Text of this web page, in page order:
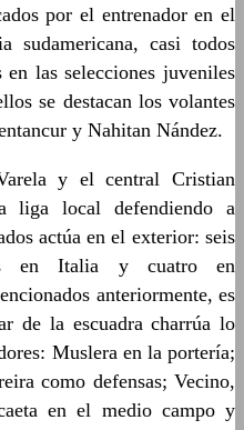
por el entrenador en el
sudamericana, casi todos
las selecciones juveniles
se destacan los volantes
y Nahitan Nández.
y el central Cristian
liga local defendiendo a
actúa en el exterior: seis
en Italia y cuatro en
anteriormente, es
de la escuadra charrúa lo
Muslera en la portería;
como defensas; Vecino,
en el medio campo y